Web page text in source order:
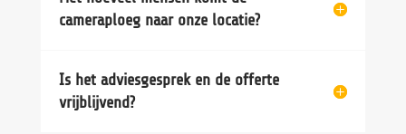
cameraploeg naar onze locatie?
Is het adviesgesprek en de offerte
vrijblijvend?